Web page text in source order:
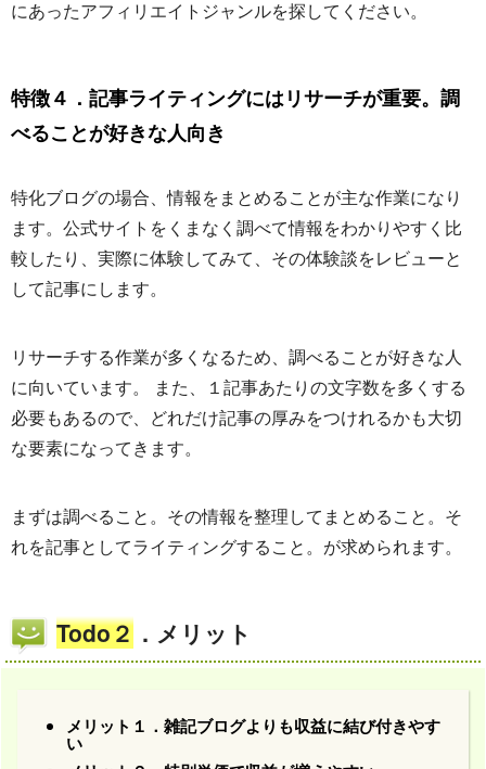
にあったアフィリエイトジャンルを探してください。
特徴４．記事ライティングにはリサーチが重要。調
べることが好きな人向き
特化ブログの場合、情報をまとめることが主な作業になり
ます。公式サイトをくまなく調べて情報をわかりやすく比
較したり、実際に体験してみて、その体験談をレビューと
して記事にします。
リサーチする作業が多くなるため、調べることが好きな人
に向いています。 また、１記事あたりの文字数を多くする
必要もあるので、どれだけ記事の厚みをつけれるかも大切
な要素になってきます。
まずは調べること。その情報を整理してまとめること。そ
れを記事としてライティングすること。が求められます。
Todo２ ．メリット
メリット１．雑記ブログよりも収益に結び付きやす
い